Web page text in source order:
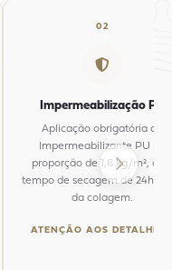
02
Impermeabilização PU
Aplicação obrigatória de
Impermeabilizante PU na
proporção de 1,6 kg/m²,
tempo de secagem de 24h
da colagem.
ATENÇÃO AOS DETALHES